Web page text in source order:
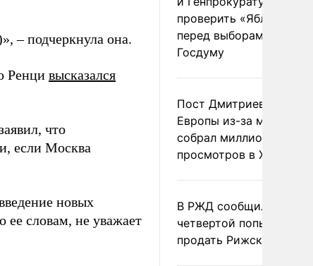
–подчеркнула она.
Ренци высказался
что
если Москва
новых
ее словам, не уважает
проверить «Яблоко»
перед выборами в
Госдуму
Пост Дмитриева о
Европы из-за
собрал миллион
просмотров в X
В РЖД сообщили о
четвертой попытке
продать Рижский